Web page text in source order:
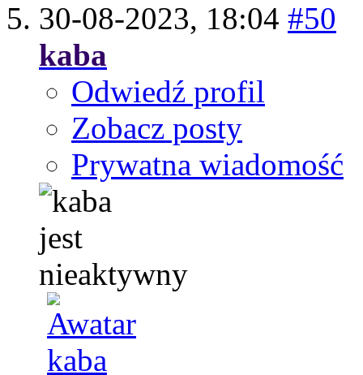
30-08-2023, 18:04 #50
kaba
Odwiedź profil
Zobacz posty
Prywatna wiadomość